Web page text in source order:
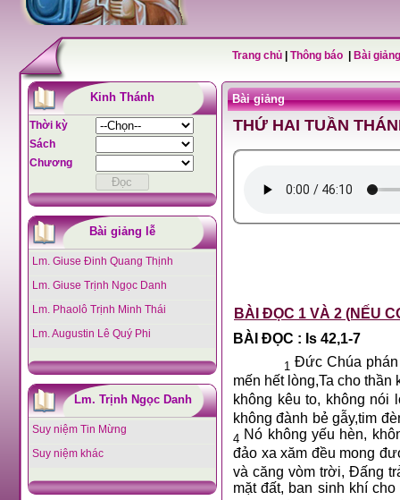
Trang chủ Thông báo Bài
Kinh Thánh
Thời kỳ
Sách
Chương
Bài giảng lễ
Lm. Giuse Đinh Quang Thịnh
Lm. Giuse Trịnh Ngọc Danh
Lm. Phaolô Trịnh Minh Thái
Lm. Augustin Lê Quý Phi
Lm. Trịnh Ngọc Danh
Suy niệm Tin Mừng
Suy niệm khác
Bài giảng
THỨ HAI TUẦN
BÀI ĐỌC 1 VÀ 2 (NẾU
BÀI ĐỌC : Is 42,1-7
1 Đức Chúa phán
mến hết lòng,Ta cho
không kêu to, không
không đành bẻ gẫy,tim
4 Nó không yếu hèn,
đảo xa xăm đều mong
và căng vòm trời, Đấng
mặt đất, ban sinh khí